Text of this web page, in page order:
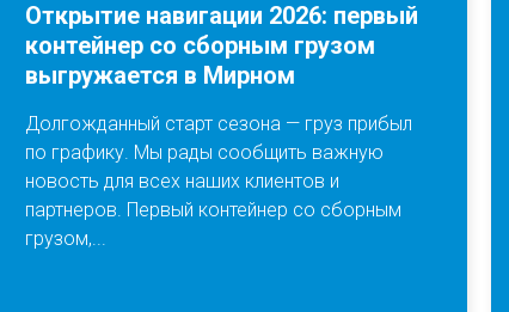
Открытие навигации 2026: первый
контейнер со сборным грузом
выгружается в Мирном
Долгожданный старт сезона — груз прибыл
по графику. Мы рады сообщить важную
новость для всех наших клиентов и
партнеров. Первый контейнер со сборным
грузом,...